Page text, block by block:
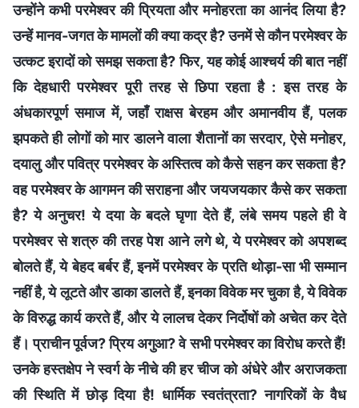
उन्होंने कभी परमेश्वर की प्रियता और मनोहरता का आनंद लिया है?
उन्हें मानव-जगत के मामलों की क्या कद्र है? उनमें से कौन परमेश्वर के
उत्कट इरादों को समझ सकता है? फिर, यह कोई आश्चर्य की बात नहीं
कि देहधारी परमेश्वर पूरी तरह से छिपा रहता है : इस तरह के
अंधकारपूर्ण समाज में, जहाँ राक्षस बेरहम और अमानवीय हैं, पलक
झपकते ही लोगों को मार डालने वाला शैतानों का सरदार, ऐसे मनोहर,
दयालु और पवित्र परमेश्वर के अस्तित्व को कैसे सहन कर सकता है?
वह परमेश्वर के आगमन की सराहना और जयजयकार कैसे कर सकता
है? ये अनुचर! ये दया के बदले घृणा देते हैं, लंबे समय पहले ही वे
परमेश्वर से शत्रु की तरह पेश आने लगे थे, ये परमेश्वर को अपशब्द
बोलते हैं, ये बेहद बर्बर हैं, इनमें परमेश्वर के प्रति थोड़ा-सा भी सम्मान
नहीं है, ये लूटते और डाका डालते हैं, इनका विवेक मर चुका है, ये विवेक
के विरुद्ध कार्य करते हैं, और ये लालच देकर निर्दोषों को अचेत कर देते
हैं। प्राचीन पूर्वज? प्रिय अगुआ? वे सभी परमेश्वर का विरोध करते हैं!
उनके हस्तक्षेप ने स्वर्ग के नीचे की हर चीज को अंधेरे और अराजकता
की स्थिति में छोड़ दिया है! धार्मिक स्वतंत्रता? नागरिकों के वैध